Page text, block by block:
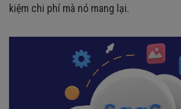
kiệm chi phí mà nó mang lại.